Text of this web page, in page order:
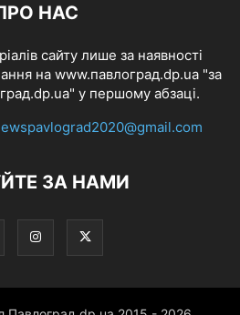
НАС
сайту лише за наявності
на www.павлоград.dp.ua "за
у першому абзаці.
ЗА НАМИ